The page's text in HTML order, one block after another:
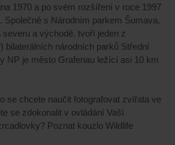
1970 a po svém rozšíření v roce 1997
Společně s Národním parkem Šumava,
a východě, tvoří jeden z
bilaterálních národních parků Střední
NP je město Grafenau ležící asi 10 km
se chcete naučit fotografovat zvířata ve
se zdokonalit v ovládání Vaší
Poznat kouzlo Wildlife